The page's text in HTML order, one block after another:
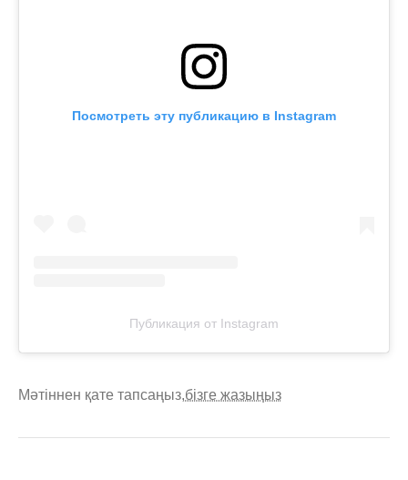
Посмотреть эту публикацию в Instagram
Публикация от Instagram
Мәтіннен қате тапсаңыз,бізге жазыңыз